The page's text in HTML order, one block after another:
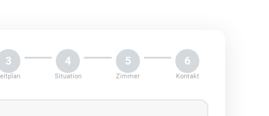
3 4
Situation
5
Zimmer
6
Kontakt